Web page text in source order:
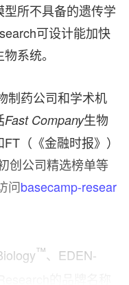
所不具备的遗传学
可设计能加快
系统。
制药公司和学术机
Fast Company生物
（《金融时报》）
创公司精选榜单等
问basecamp-resear
™、EDEN-